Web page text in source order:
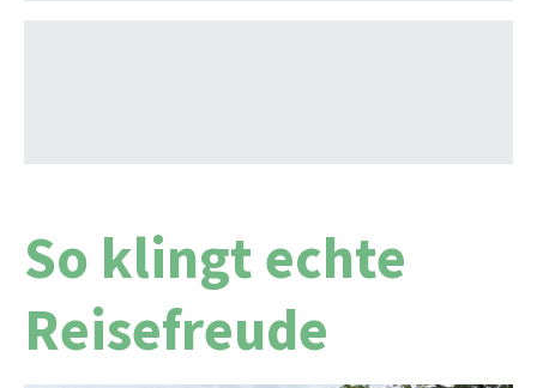
So klingt echte
Reisefreude